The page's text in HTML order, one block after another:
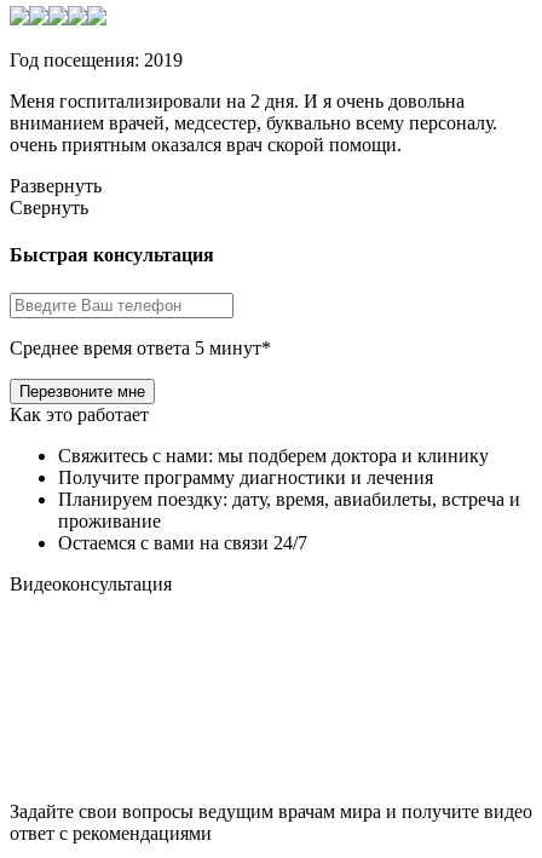
Год посещения: 2019
Меня госпитализировали на 2 дня. И я очень довольна
вниманием врачей, медсестер, буквально всему персоналу.
очень приятным оказался врач скорой помощи.
Развернуть
Свернуть
Быстрая консультация
Среднее время ответа 5 минут*
Как это работает
Свяжитесь с нами: мы подберем доктора и клинику
Получите программу диагностики и лечения
Планируем поездку: дату, время, авиабилеты, встреча и
проживание
Остаемся с вами на связи 24/7
Видеоконсультация
Задайте свои вопросы ведущим врачам мира и получите видео
ответ с рекомендациями